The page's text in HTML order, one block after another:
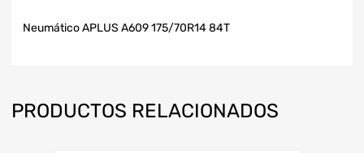
Neumático APLUS A609 175/70R14 84T
PRODUCTOS RELACIONADOS